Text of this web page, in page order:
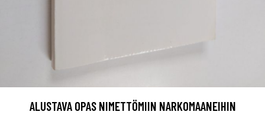
ALUSTAVA OPAS NIMETTÖMIIN NARKOMAANEIHIN